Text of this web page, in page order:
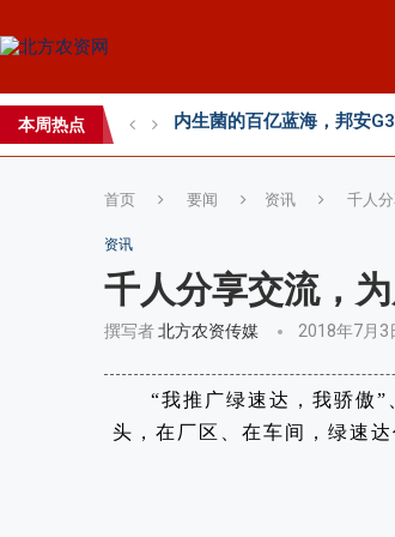
本周热点
2026中国新疆种子交易会
直面“同肥不同效”：科学精
首页 要闻 资讯 千人
资讯
千人分享交流，
撰写者北方农资传媒 2018年7月3
“我推广绿速达，我骄傲
头，在厂区、在车间，绿速